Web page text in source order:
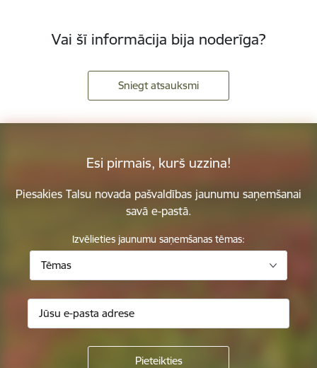
Vai šī informācija bija noderīga?
Sniegt atsauksmi
Esi pirmais, kurš uzzina!
Piesakies Talsu novada pašvaldības jaunumu saņemšanai
savā e-pastā.
Izvēlieties jaunumu saņemšanas tēmas:
Tēmas